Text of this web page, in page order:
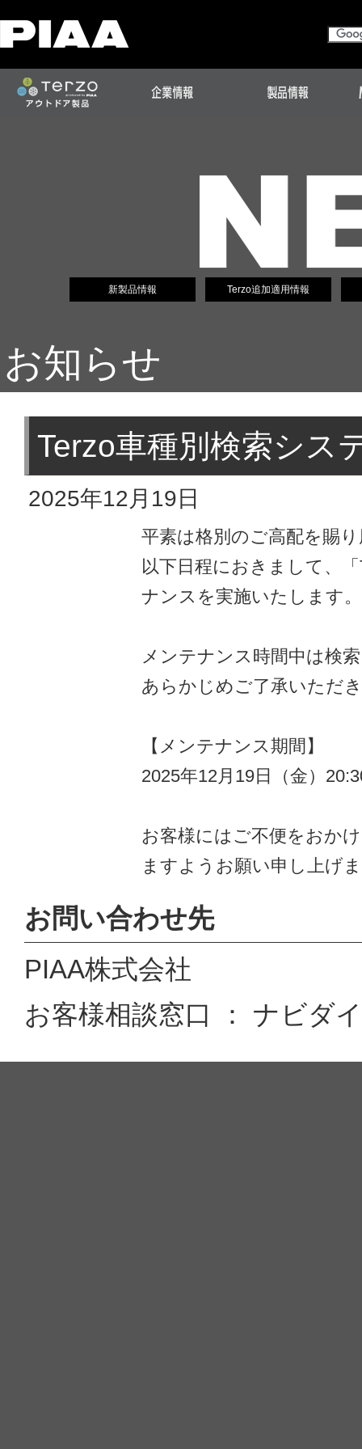
新製品情報 Terzo追加適用情報
お知らせ
Terzo車種別検索シス
2025年12月19日
平素は格別のご高配を賜
以下日程におきまして、
ナンスを実施いたします。
メンテナンス時間中は検
あらかじめご了承いただ
【メンテナンス期間】
2025年12月19日（金）
お客様にはご不便をおか
ますようお願い申し上げ
お問い合わせ先
PIAA株式会社
お客様相談窓口 ： ナビダ